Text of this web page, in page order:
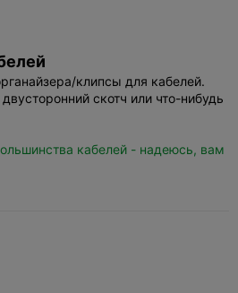
клипсы для кабелей.
скотч или что-нибудь
кабелей - надеюсь, вам